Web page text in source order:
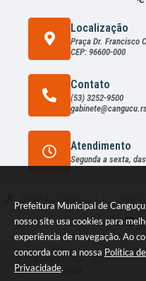
Prefeitura Municipal de
nosso site usa cookies para
experiência de navegação. Ao
concorda com a nossa Política
Privacidade.
Localização
Praça Dr. Francisco
CEP: 96600-000
Contato
(53) 3252-9500
Atendimento
Segunda a sexta,
© Copyright Instar - 2006-2026.
Instar Tecnologia